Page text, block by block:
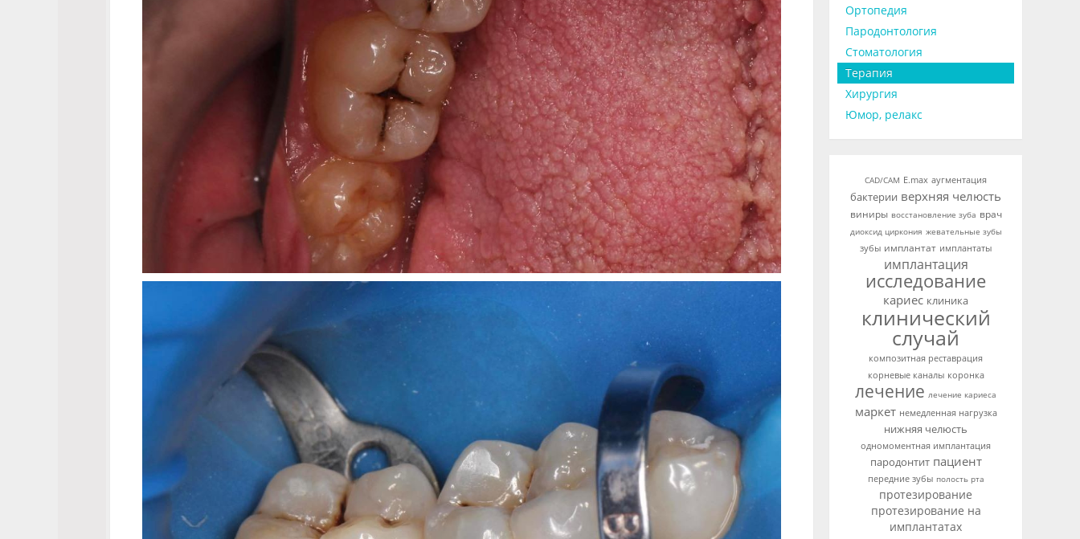
Ортопедия
Пародонтология
Стоматология
Терапия
Хирургия
Юмор, релакс
CAD/CAM E.max аугментация
бактерии верхняя челюсть
виниры восстановление зуба врач
диоксид циркония жевательные зубы
зубы имплантат имплантаты
имплантация
исследование
кариес клиника
клинический
случай
композитная реставрация
корневые каналы коронка
лечение лечение кариеса
маркет немедленная нагрузка
нижняя челюсть
одномоментная имплантация
пародонтит пациент
передние зубы полость рта
протезирование
протезирование на
имплантатах